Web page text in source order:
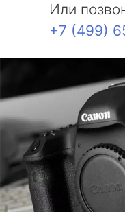
Или
+7 (499)